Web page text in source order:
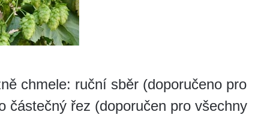
chmele: ruční sběr (doporučeno pro
částečný řez (doporučen pro všechny